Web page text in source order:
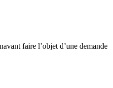
faire l’objet d’une demande